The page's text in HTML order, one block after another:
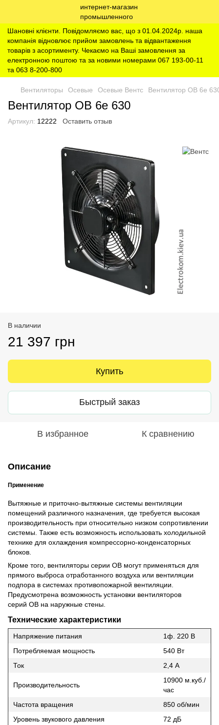
Шановні клієнти. Повідомляємо вас, що з 01.04.2024р. наша
компанія відновлює прийом замовлень та відвантаження
товарів з асортименту. Чекаємо на Ваші замовлення за
електронною поштою та за новими номерами 067 193-00-11
та 063 8-200-800
Вентиляторы Осевые Осевые Вентс Вентилятор ОВ 6е
Вентилятор ОВ 6е 630
Артикул: 12222 Оставить отзыв
В наличии
21 397 грн
Купить
Быстрый заказ
В избранное К сравнению
Описание
Применение
Вытяжные и приточно-вытяжные системы вентиляции
помещений различного назначения, где требуется высокая
производительность при относительно низком сопротивлении
системы. Также есть возможность использовать холодильной
технике для охлаждения компрессорно-конденсаторных
блоков.
Кроме того, вентиляторы серии ОВ могут применяться для
прямого выброса отработанного воздуха или вентиляции
подпора в системах противопожарной вентиляции.
Предусмотрена возможность установки вентиляторов
серий ОВ на наружные стены.
Технические характеристики
Напряжение питания
1ф. 220 В
Потребляемая мощность
540 Вт
Ток
2,4 А
Производительность
10900 м.куб./
час
Частота вращения
850 об/мин
Уровень звукового давления
72 дБ